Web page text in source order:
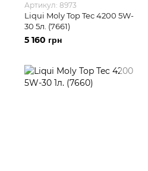
Артикул: 8973
Liqui Moly Top Tec 4200 5W-
30 5л. (7661)
5 160 грн